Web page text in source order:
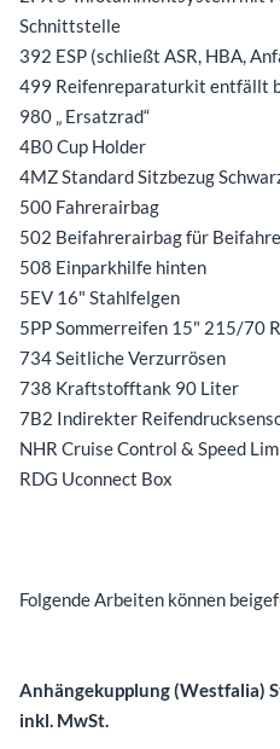
Schnittstelle
392 ESP (schließt ASR, HBA,
499 Reifenreparaturkit entfällt
980 „ Ersatzrad“
4B0 Cup Holder
4MZ Standard Sitzbezug
500 Fahrerairbag
502 Beifahrerairbag für
508 Einparkhilfe hinten
5EV 16" Stahlfelgen
5PP Sommerreifen 15" 215/70
734 Seitliche Verzurrösen
738 Kraftstofftank 90 Liter
7B2 Indirekter
NHR Cruise Control & Speed
RDG Uconnect Box
Folgende Arbeiten können
Anhängekupplung (Westfalia)
inkl. MwSt.